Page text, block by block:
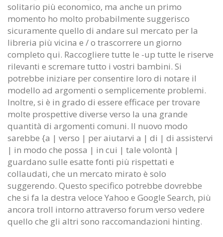
solitario più economico, ma anche un primo
momento ho molto probabilmente suggerisco
sicuramente quello di andare sul mercato per la
libreria più vicina e / o trascorrere un giorno
completo qui. Raccogliere tutte le -up tutte le riserve
rilevanti e scremare tutto i vostri bambini. Si
potrebbe iniziare per consentire loro di notare il
modello ad argomenti o semplicemente problemi.
Inoltre, si è in grado di essere efficace per trovare
molte prospettive diverse verso la una grande
quantità di argomenti comuni. Il nuovo modo
sarebbe {a | verso | per aiutarvi a | di | di assistervi
| in modo che possa | in cui | tale volontà |
guardano sulle esatte fonti più rispettati e
collaudati, che un mercato mirato è solo
suggerendo. Questo specifico potrebbe dovrebbe
che si fa la destra veloce Yahoo e Google Search, più
ancora troll intorno attraverso forum verso vedere
quello che gli altri sono raccomandazioni hinting.